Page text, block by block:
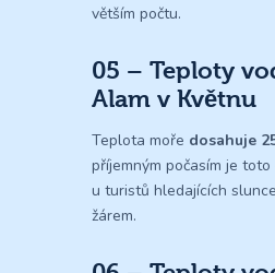
větším počtu.
05 – Teploty
Alam v Květnu
Teplota moře dosahuje
příjemným počasím je
u turistů hledajících
žárem.